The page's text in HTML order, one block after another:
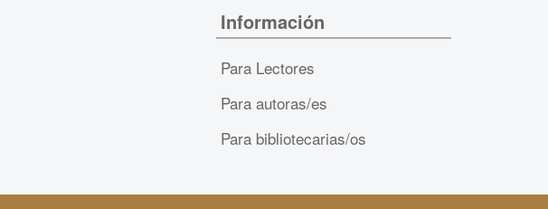
Información
Para Lectores
Para autoras/es
Para bibliotecarias/os